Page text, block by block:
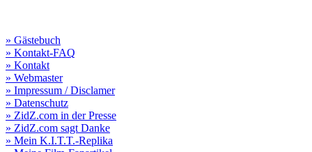
» Gästebuch
» Kontakt-FAQ
» Kontakt
» Webmaster
» Impressum / Disclamer
» Datenschutz
» ZidZ.com in der Presse
» ZidZ.com sagt Danke
» Mein K.I.T.T.-Replika